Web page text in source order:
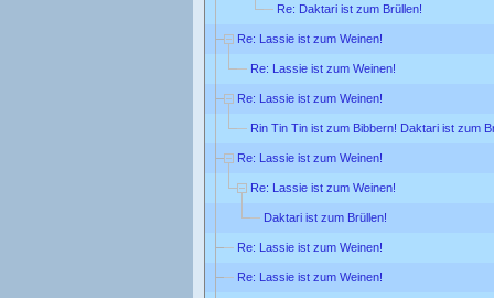
Re: Daktari ist zum Brüllen!
Re: Lassie ist zum Weinen!
Re: Lassie ist zum Weinen!
Re: Lassie ist zum Weinen!
Rin Tin Tin ist zum Bibbern! Daktari ist zum
Re: Lassie ist zum Weinen!
Re: Lassie ist zum Weinen!
Daktari ist zum Brüllen!
Re: Lassie ist zum Weinen!
Re: Lassie ist zum Weinen!